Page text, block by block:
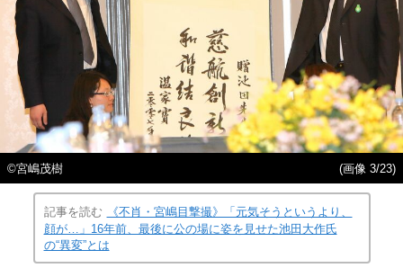
©宮嶋茂樹 (画像 3/23)
記事を読む
《不肖・宮嶋目撃撮》「元気そうというより、
顔が…」16年前、最後に公の場に姿を見せた池田大作氏
の“異変”とは